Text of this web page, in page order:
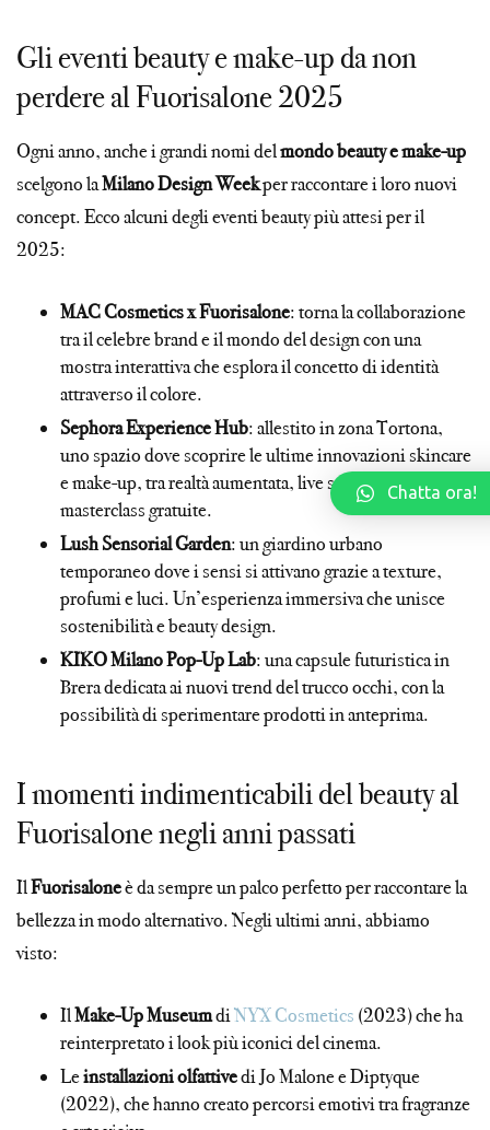
Gli eventi beauty e make-up da non
perdere al Fuorisalone 2025
Ogni anno, anche i grandi nomi delmondo beauty e make-up
scelgono laMilano Design Weekper raccontare i loro nuovi
concept. Ecco alcuni degli eventi beauty più attesi per il
2025:
MAC Cosmetics x Fuorisalone: torna la collaborazione
tra il celebre brand e il mondo del design con una
mostra interattiva che esplora il concetto di identità
attraverso il colore.
Sephora Experience Hub: allestito in zona Tortona,
uno spazio dove scoprire le ultime innovazioni skincare
e make-up, tra realtà aumentata, live session e
masterclass gratuite.
Lush Sensorial Garden: un giardino urbano
temporaneo dove i sensi si attivano grazie a texture,
profumi e luci. Un’esperienza immersiva che unisce
sostenibilità e beauty design.
KIKO Milano Pop-Up Lab: una capsule futuristica in
Brera dedicata ai nuovi trend del trucco occhi, con la
possibilità di sperimentare prodotti in anteprima.
I momenti indimenticabili del beauty al
Fuorisalone negli anni passati
IlFuorisaloneè da sempre un palco perfetto per raccontare la
bellezza in modo alternativo. Negli ultimi anni, abbiamo
visto:
IlMake-Up MuseumdiNYX Cosmetics (2023) che ha
reinterpretato i look più iconici del cinema.
Leinstallazioni olfattivedi Jo Malone e Diptyque
(2022), che hanno creato percorsi emotivi tra fragranze
Chatta ora!